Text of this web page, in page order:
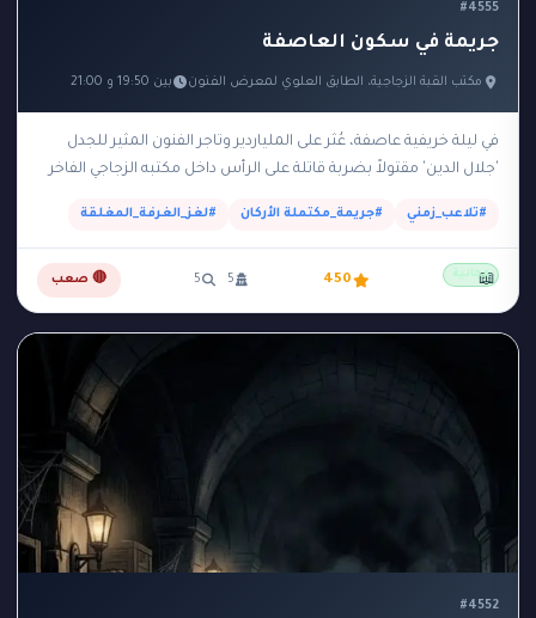
#4555
جريمة في سكون العاصفة
مكتب القبة الزجاجية، الطابق العلوي لمعرض الفنون بين 19:50 و 21:00
في ليلة خريفية عاصفة، عُثر على الملياردير وتاجر الفنون المثير للجدل
'جلال الدين' مقتولاً بضربة قاتلة على الرأس داخل مكتبه الزجاجي الفاخر
#تلاعب_زمني #جريمة_مكتملة الأركان #لغز_الغرفة_المغلقة
مجانية 450
5
5 🔴 صعب 📖
#4552